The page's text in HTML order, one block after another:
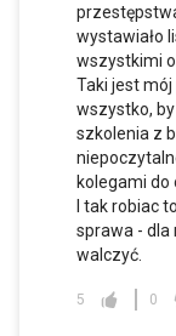
wystawiało
wszystkimi
Taki jest mój
wszystko,
szkolenia z
kolegami do
I tak robiac
sprawa - dla
walczyć.
5 0